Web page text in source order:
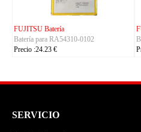
KYOCERA Batería
Batería para 5AAXBT155
Precio :24.23 €
SERVICIO